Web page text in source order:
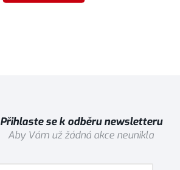
Přihlaste se k odběru newsletteru
Aby Vám už žádná akce neunikla